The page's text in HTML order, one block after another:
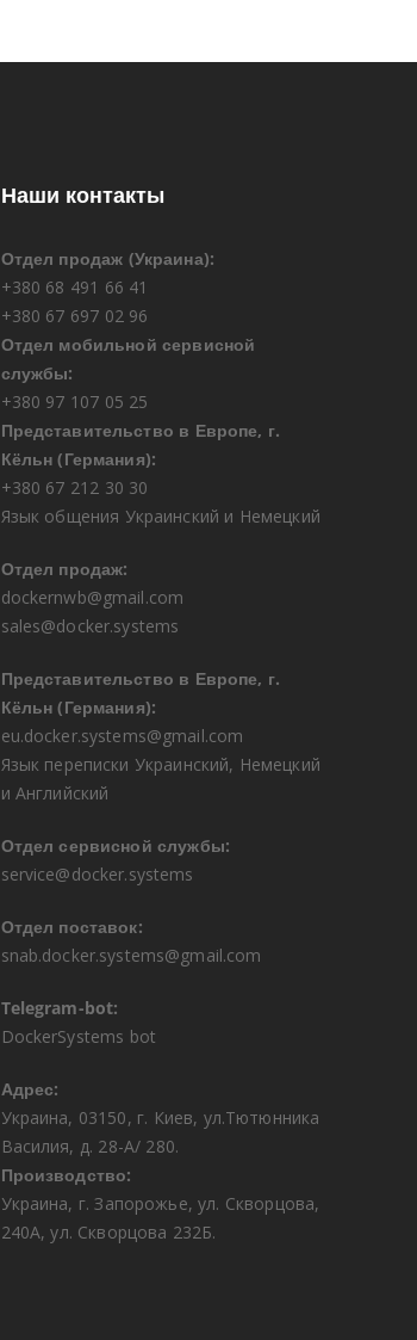
Наши контакты
Отдел продаж (Украина):
+380 68 491 66 41
+380 67 697 02 96
Отдел мобильной сервисной
службы:
+380 97 107 05 25
Представительство в Европе, г.
Кёльн (Германия):
+380 67 212 30 30
Язык общения Украинский и Немецкий
Отдел продаж:
dockernwb@gmail.com
sales@docker.systems
Представительство в Европе, г.
Кёльн (Германия):
eu.docker.systems@gmail.com
Язык переписки Украинский, Немецкий
и Английский
Отдел сервисной службы:
service@docker.systems
Отдел поставок:
snab.docker.systems@gmail.com
Telegram-bot:
DockerSystems bot
Адрес:
Украина, 03150, г. Киев, ул.Тютюнника
Василия, д. 28-А/ 280.
Производство:
Украина, г. Запорожье, ул. Скворцова,
240А, ул. Скворцова 232Б.